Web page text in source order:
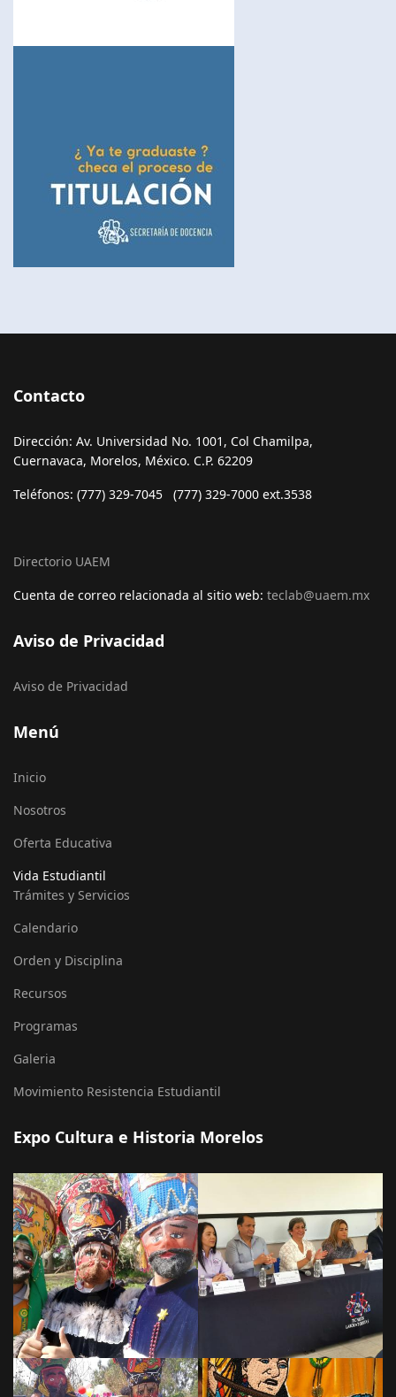
Contacto
Dirección: Av. Universidad No. 1001, Col Chamilpa,
Cuernavaca, Morelos, México. C.P. 62209
Teléfonos: (777) 329-7045 (777) 329-7000 ext.3538
Directorio UAEM
Cuenta de correo relacionada al sitio web: teclab@uaem.mx
Aviso de Privacidad
Aviso de Privacidad
Menú
Inicio
Nosotros
Oferta Educativa
Vida Estudiantil
Trámites y Servicios
Calendario
Orden y Disciplina
Recursos
Programas
Galeria
Movimiento Resistencia Estudiantil
Expo Cultura e Historia Morelos